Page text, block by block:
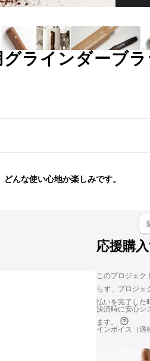
ラインダーブ
んな使い心地か楽しみです。
応援購
このプロジェク
らず、プロジ
払いを完了した
決済時に安心シ
ます。
インボイス（適